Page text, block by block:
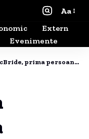
Aa
Extern
Evenimente
transsexuală asumată aleasă în Congresul SUA